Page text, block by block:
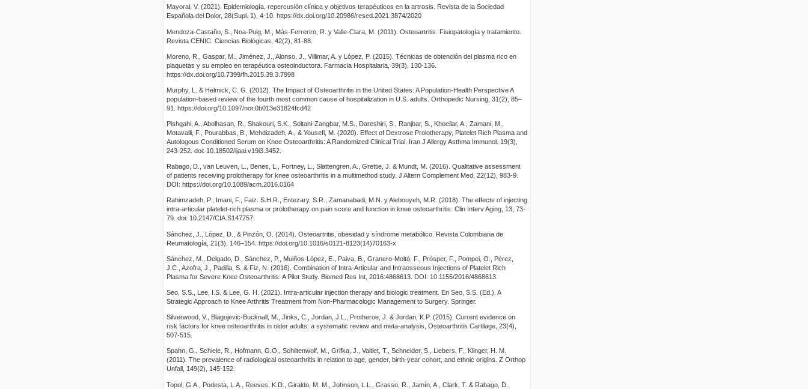
Mayoral, V. (2021). Epidemiología, repercusión clínica y objetivos terapéuticos en la artrosis. Revista de la Sociedad
Española del Dolor, 28(Supl. 1), 4-10. https://dx.doi.org/10.20986/resed.2021.3874/2020
Mendoza-Castaño, S., Noa-Puig, M., Más-Ferreriro, R. y Valle-Clara, M. (2011). Osteoartritis. Fisiopatología y tratamiento.
Revista CENIC. Ciencias Biológicas, 42(2), 81-88.
Moreno, R., Gaspar, M., Jiménez, J., Alonso, J., Villimar, A. y López, P. (2015). Técnicas de obtención del plasma rico en
plaquetas y su empleo en terapéutica osteoinductora. Farmacia Hospitalaria, 39(3), 130-136.
https://dx.doi.org/10.7399/fh.2015.39.3.7998
Murphy, L. & Helmick, C. G. (2012). The Impact of Osteoarthritis in the United States: A Population-Health Perspective A
population-based review of the fourth most common cause of hospitalization in U.S. adults. Orthopedic Nursing, 31(2), 85–
91. https://doi.org/10.1097/nor.0b013e31824fcd42
Pishgahi, A., Abolhasan, R., Shakouri, S.K., Soltani-Zangbar, M.S., Dareshiri, S., Ranjbar, S., Khoeilar, A., Zamani, M.,
Motavalli, F., Pourabbas, B., Mehdizadeh, A., & Yousefi, M. (2020). Effect of Dextrose Prolotherapy, Platelet Rich Plasma and
Autologous Conditioned Serum on Knee Osteoarthritis: A Randomized Clinical Trial. Iran J Allergy Asthma Immunol. 19(3),
243-252. doi: 10.18502/ijaai.v19i3.3452.
Rabago, D., van Leuven, L., Benes, L., Fortney, L., Slattengren, A., Grettie, J. & Mundt, M. (2016). Qualitative assessment
of patients receiving prolotherapy for knee osteoarthritis in a multimethod study. J Altern Complement Med, 22(12), 983-9.
DOI: https://doi.org/10.1089/acm.2016.0164
Rahimzadeh, P., Imani, F., Faiz. S.H.R., Entezary, S.R., Zamanabadi, M.N. y Alebouyeh, M.R. (2018). The effects of injecting
intra-articular platelet-rich plasma or prolotherapy on pain score and function in knee osteoarthritis. Clin Interv Aging, 13, 73-
79. doi: 10.2147/CIA.S147757.
Sánchez, J., López, D., & Pinzón, O. (2014). Osteoartritis, obesidad y síndrome metabólico. Revista Colombiana de
Reumatología, 21(3), 146–154. https://doi.org/10.1016/s0121-8123(14)70163-x
Sánchez, M., Delgado, D., Sánchez, P., Muiños-López, E., Paiva, B., Granero-Moltó, F., Prósper, F., Pompei, O., Pérez,
J.C., Azofra, J., Padilla, S. & Fiz, N. (2016). Combination of Intra-Articular and Intraosseous Injections of Platelet Rich
Plasma for Severe Knee Osteoarthritis: A Pilot Study. Biomed Res Int, 2016:4868613. DOI: 10.1155/2016/4868613.
Seo, S.S., Lee, I.S. & Lee, G. H. (2021). Intra-articular injection therapy and biologic treatment. En Seo, S.S. (Ed.). A
Strategic Approach to Knee Arthritis Treatment from Non-Pharmacologic Management to Surgery. Springer.
Silverwood, V., Blagojevic-Bucknall, M., Jinks, C., Jordan, J.L., Protheroe, J. & Jordan, K.P. (2015). Current evidence on
risk factors for knee osteoarthritis in older adults: a systematic review and meta-analysis, Osteoarthritis Cartilage, 23(4),
507-515.
Spahn, G., Schiele, R., Hofmann, G.O., Schiltenwolf, M., Grifka, J., Vaitlet, T., Schneider, S., Liebers, F., Klinger, H. M.
(2011). The prevalence of radiological osteoarthritis in relation to age, gender, birth-year cohort, and ethnic origins. Z Orthop
Unfall, 149(2), 145-152.
Topol, G.A., Podesta, L.A., Reeves, K.D., Giraldo, M. M., Johnson, L.L., Grasso, R., Jamín, A., Clark, T. & Rabago, D.